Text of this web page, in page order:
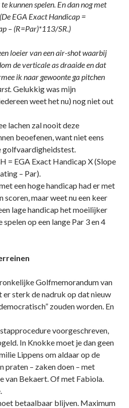
kunnen spelen. En dan nog met
EGA Exact Handicap =
– (R=Par)*113/SR.)
loeier van een air-shot waarbij
de verticale as draaide en dat
ik naar gewoonte ga pitchen
Gelukkig was mijn
weet het nu) nog niet out
lachen zal nooit deze
beoefenen, want niet eens
golfvaardigheidstest.
= EGA Exact Handicap X (Slope
– Par).
een hoge handicap had er met
scoren, maar weet nu een keer
lage handicap het moeilijker
op een lange Par 3 en 4
Golfmemorandum van
er sterk de nadruk op dat nieuw
zouden worden. En
voorgeschreven,
In Knokke moet je dan geen
Lippens om aldaar op de
– zaken doen – met
van Bekaert. Of met Fabiola.
betaalbaar blijven. Maximum